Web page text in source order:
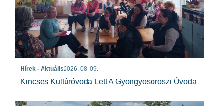
Hírek - Aktuális2026. 08. 09.
Kincses Kultúróvoda Lett A Gyöngyösoroszi Óvoda